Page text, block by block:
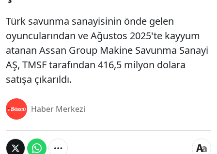
Türk savunma sanayisinin önde gelen
oyuncularından ve Ağustos 2025'te kayyum
atanan Assan Group Makine Savunma Sanayi
AŞ, TMSF tarafından 416,5 milyon dolara
satışa çıkarıldı.
Haber Merkezi